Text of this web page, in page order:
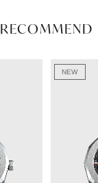
RECOMMEND
NEW